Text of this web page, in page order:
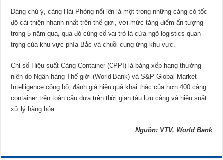
Đáng chú ý, cảng Hải Phòng nổi lên là một trong những cảng có tốc
độ cải thiện nhanh nhất trên thế giới, với mức tăng điểm ấn tượng
trong 5 năm qua, qua đó củng cố vai trò là cửa ngõ logistics quan
trọng của khu vực phía Bắc và chuỗi cung ứng khu vực.
Chỉ số Hiệu suất Cảng Container (CPPI) là bảng xếp hạng thường
niên do Ngân hàng Thế giới (World Bank) và S&P Global Market
Intelligence công bố, đánh giá hiệu quả khai thác của hơn 400 cảng
container trên toàn cầu dựa trên thời gian tàu lưu cảng và hiệu suất
xử lý hàng hóa.
Nguồn: VTV, World Bank